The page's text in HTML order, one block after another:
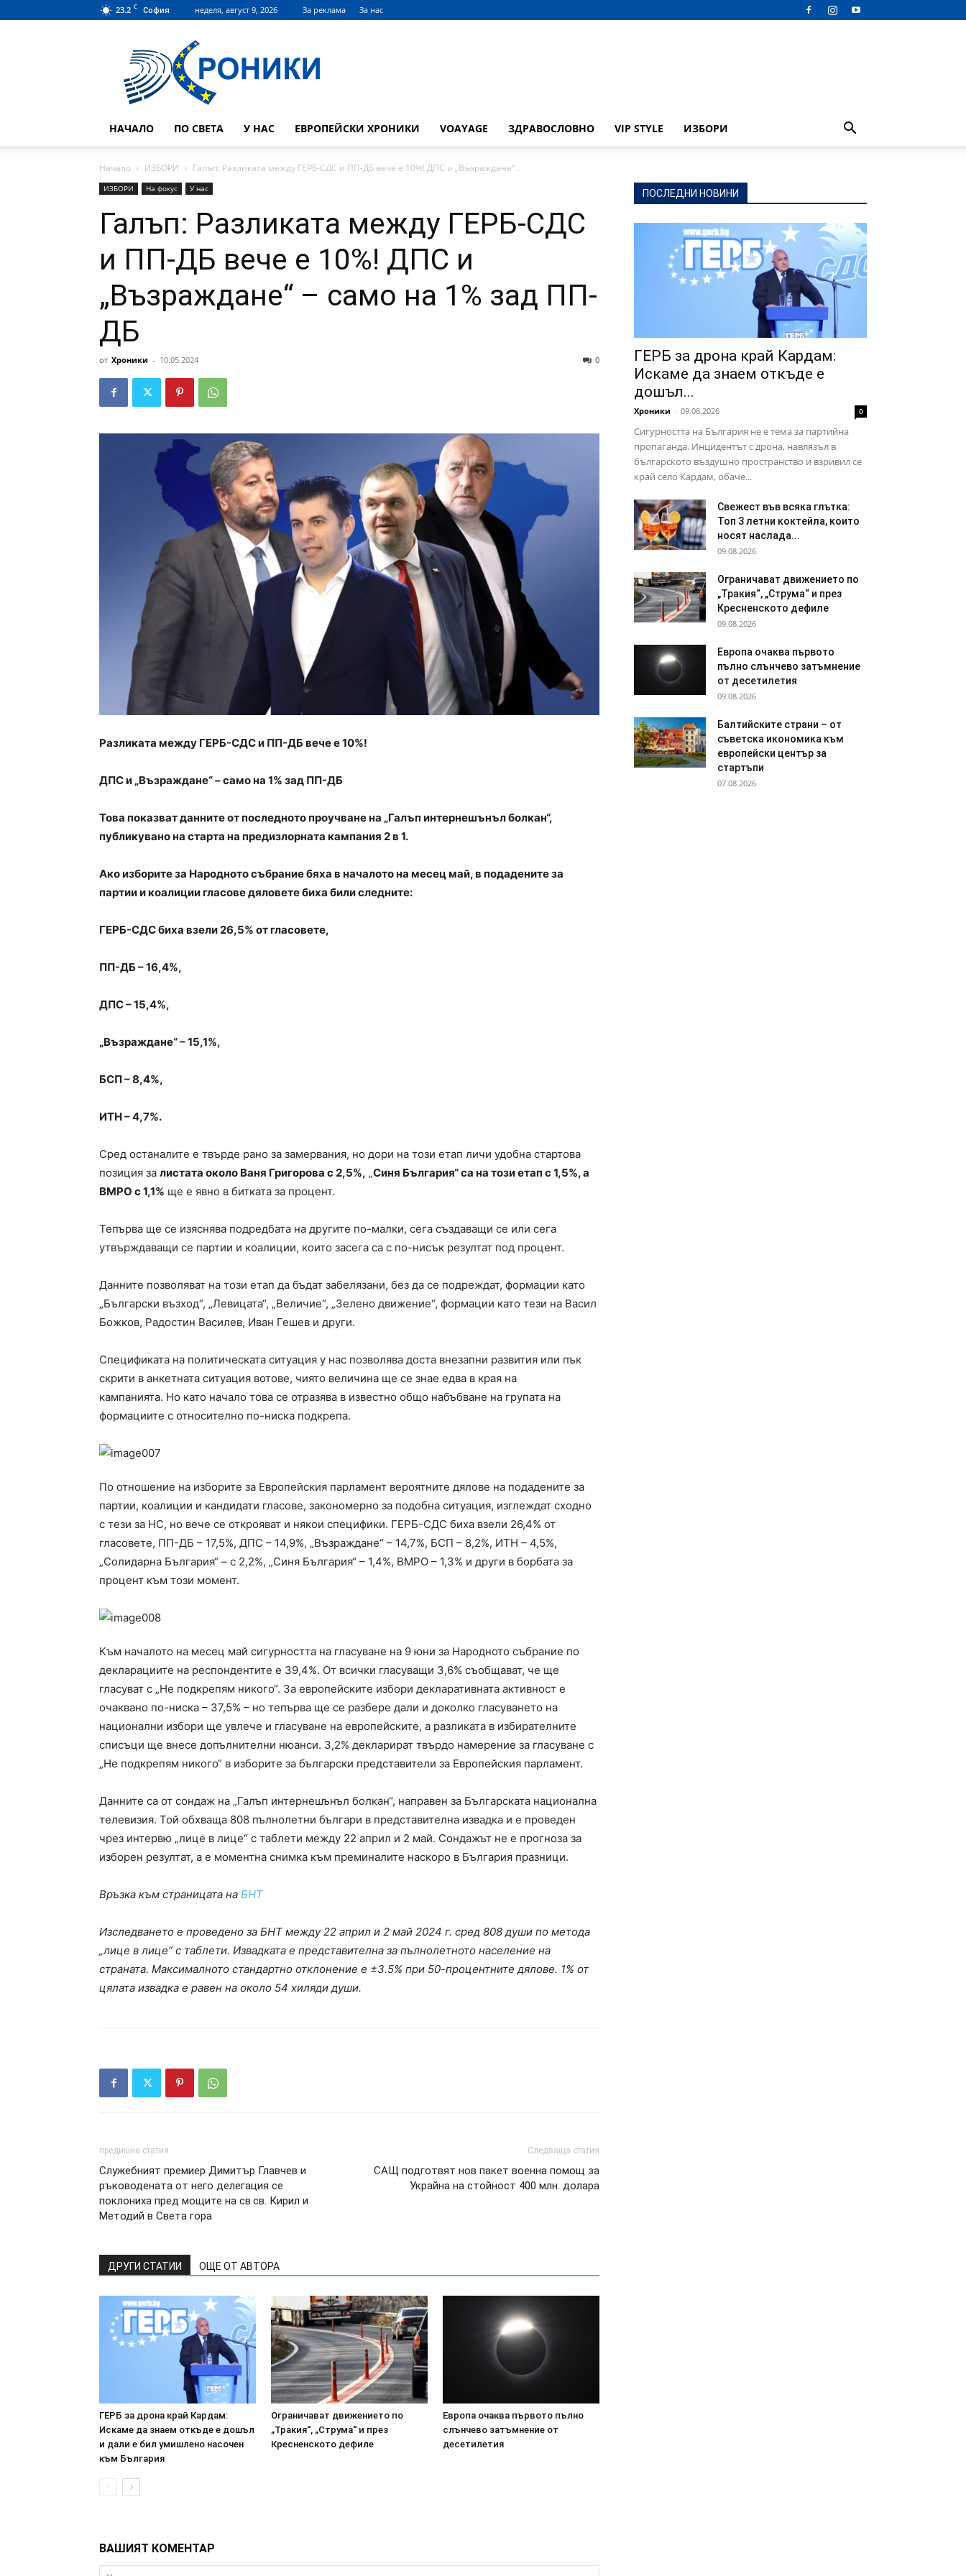
23.2 C София неделя, август 9, 2026 За реклама За нас
НАЧАЛО ПО СВЕТА У НАС ЕВРОПЕЙСКИ ХРОНИКИ VOAYAGE ЗДРАВОСЛОВНО VIP STYLE ИЗБОРИ
Начало ИЗБОРИ Галъп: Разликата между ГЕРБ-СДС и ПП-ДБ вече е 10%! ДПС и „Възраждане“...
ИЗБОРИ На фокус У нас
Галъп: Разликата между ГЕРБ-СДС
и ПП-ДБ вече е 10%! ДПС и
„Възраждане“ – само на 1% зад ПП-
ДБ
от Хроники - 10.05.2024 0
Разликата между ГЕРБ-СДС и ПП-ДБ вече е 10%!
ДПС и „Възраждане“ – само на 1% зад ПП-ДБ
Това показват данните от последното проучване на „Галъп интернешънъл болкан“,
публикувано на старта на предизлорната кампания 2 в 1.
Ако изборите за Народното събрание бяха в началото на месец май, в подадените за
партии и коалиции гласове дяловете биха били следните:
ГЕРБ-СДС биха взели 26,5% от гласовете,
ПП-ДБ – 16,4%,
ДПС – 15,4%,
„Възраждане“ – 15,1%,
БСП – 8,4%,
ИТН – 4,7%.
Сред останалите е твърде рано за замервания, но дори на този етап личи удобна стартова
позиция за листата около Ваня Григорова с 2,5%, „Синя България“ са на този етап с 1,5%, а
ВМРО с 1,1% ще е явно в битката за процент.
Тепърва ще се изяснява подредбата на другите по-малки, сега създаващи се или сега
утвърждаващи се партии и коалиции, които засега са с по-нисък резултат под процент.
Данните позволяват на този етап да бъдат забелязани, без да се подреждат, формации като
„Български възход“, „Левицата“, „Величие“, „Зелено движение“, формации като тези на Васил
Божков, Радостин Василев, Иван Гешев и други.
Спецификата на политическата ситуация у нас позволява доста внезапни развития или пък
скрити в анкетната ситуация вотове, чиято величина ще се знае едва в края на
кампанията. Но като начало това се отразява в известно общо набъбване на групата на
формациите с относително по-ниска подкрепа.
По отношение на изборите за Европейския парламент вероятните дялове на подадените за
партии, коалиции и кандидати гласове, закономерно за подобна ситуация, изглеждат сходно
с тези за НС, но вече се открояват и някои специфики. ГЕРБ-СДС биха взели 26,4% от
гласовете, ПП-ДБ – 17,5%, ДПС – 14,9%, „Възраждане“ – 14,7%, БСП – 8,2%, ИТН – 4,5%,
„Солидарна България“ – с 2,2%, „Синя България“ – 1,4%, ВМРО – 1,3% и други в борбата за
процент към този момент.
Към началото на месец май сигурността на гласуване на 9 юни за Народното събрание по
декларациите на респондентите е 39,4%. От всички гласуващи 3,6% съобщават, че ще
гласуват с „Не подкрепям никого“. За европейските избори декларативната активност е
очаквано по-ниска – 37,5% – но тепърва ще се разбере дали и доколко гласуването на
национални избори ще увлече и гласуване на европейските, а разликата в избирателните
списъци ще внесе допълнителни нюанси. 3,2% декларират твърдо намерение за гласуване с
„Не подкрепям никого“ в изборите за български представители за Европейския парламент.
Данните са от сондаж на „Галъп интернешънъл болкан“, направен за Българската национална
телевизия. Той обхваща 808 пълнолетни българи в представителна извадка и е проведен
чрез интервю „лице в лице“ с таблети между 22 април и 2 май. Сондажът не е прогноза за
изборен резултат, а е моментна снимка към преминалите наскоро в България празници.
Връзка към страницата на БНТ
Изследването е проведено за БНТ между 22 април и 2 май 2024 г. сред 808души по метода
„лице в лице“ с таблети. Извадката е представителна за пълнолетното население на
страната. Максималното стандартно отклонение е ±3.5% при 50-процентните дялове. 1% от
цялата извадка е равен на около 54 хиляди души.
предишна статия
Служебният премиер Димитър Главчев и
ръководената от него делегация се
поклониха пред мощите на св.св. Кирил и
Методий в Света гора
Следваща статия
САЩ подготвят нов пакет военна помощ за
Украйна на стойност 400 млн. долара
ДРУГИ СТАТИИ ОЩЕ ОТ АВТОРА
ГЕРБ за дрона край Кардам:
Искаме да знаем откъде е дошъл
и дали е бил умишлено насочен
към България
Ограничават движението по
„Тракия“, „Струма“ и през
Кресненското дефиле
Европа очаква първото пълно
слънчево затъмнение от
десетилетия
ВАШИЯТ КОМЕНТАР
ПОСЛЕДНИ НОВИНИ
ГЕРБ за дрона край Кардам:
Искаме да знаем откъде е
дошъл...
Хроники - 09.08.2026 0
Сигурността на България не е тема за партийна
пропаганда. Инцидентът с дрона, навлязъл в
българското въздушно пространство и взривил се
край село Кардам, обаче...
Свежест във всяка глътка:
Топ 3 летни коктейла, които
носят наслада...
09.08.2026
Ограничават движението по
„Тракия“, „Струма“ и през
Кресненското дефиле
09.08.2026
Европа очаква първото
пълно слънчево затъмнение
от десетилетия
09.08.2026
Балтийските страни – от
съветска икономика към
европейски център за
стартъпи
07.08.2026